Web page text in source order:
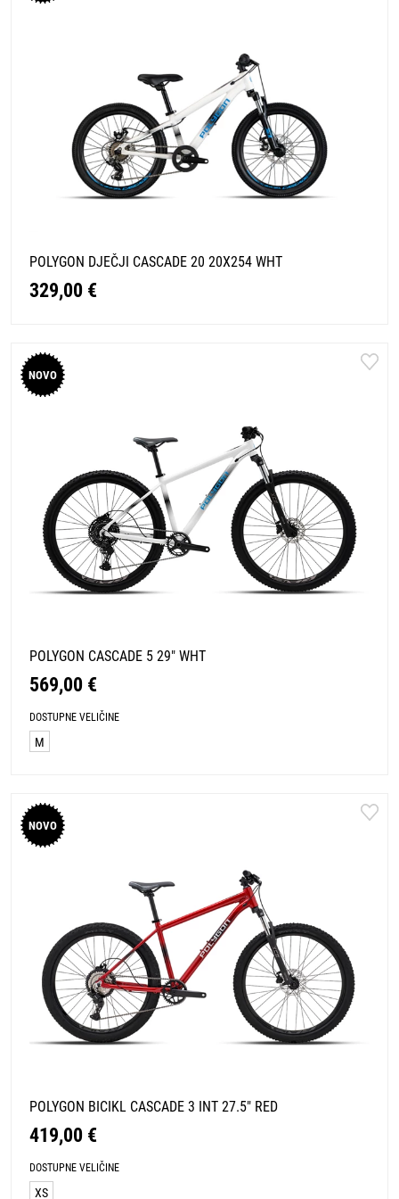
POLYGON DJEČJI CASCADE 20 20X254 WHT
329,00 €
NOVO
POLYGON CASCADE 5 29" WHT
569,00 €
DOSTUPNE VELIČINE
M
NOVO
POLYGON BICIKL CASCADE 3 INT 27.5" RED
419,00 €
DOSTUPNE VELIČINE
XS